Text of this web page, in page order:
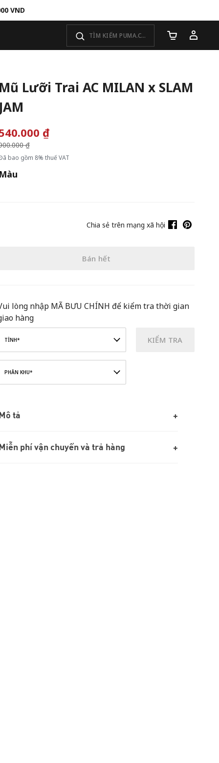
VND
Số lượng giỏ
Mũ Lưỡi Trai AC MILAN x SLAM
JAM
₫Giá giảm từ
₫
bao gồm 8% thuế VAT
Màu
Chia sẻ trên mạng xã hội
Bán hết
lòng nhập MÃ BƯU CHÍNH để kiểm tra thời gian
hàng
TỈNH*
PHÂN KHU*
KIỂM TRA
tả
phí vận chuyển và trả hàng